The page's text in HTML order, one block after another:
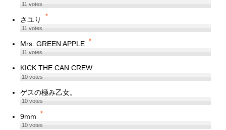
11votes
さユり *
11votes
Mrs. GREEN APPLE *
11votes
KICK THE CAN CREW
10votes
ゲスの極み乙女。
10votes
9mm *
10votes